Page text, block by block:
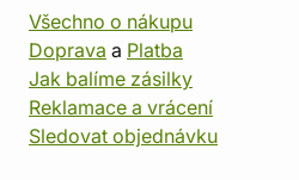
Všechno o nákupu
Doprava a Platba
Jak balíme zásilky
Reklamace a vrácení
Sledovat objednávku